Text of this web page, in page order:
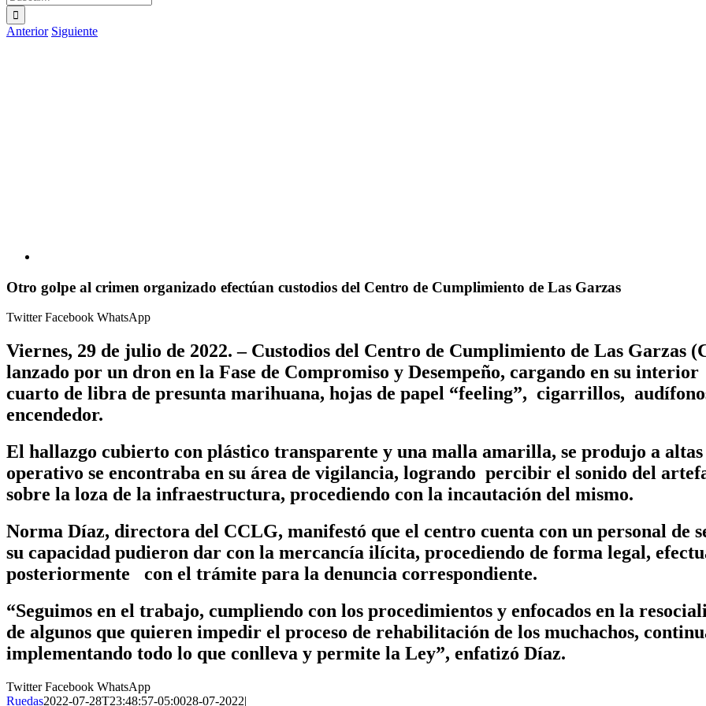
Anterior Siguiente
Otro golpe al crimen organizado efectúan custodios del Centro de Cumplimiento de Las Garzas
TwitterFacebook WhatsApp
Viernes, 29 de julio de 2022. – Custodios del Centro de Cumplimiento de Las
lanzado por un dron en la Fase de Compromiso y Desempeño, cargando en su
cuarto de libra de presunta marihuana, hojas de papel “feeling”, cigarrillos,
encendedor.
El hallazgo cubierto con plástico transparente y una malla amarilla, se produjo a altas
operativo se encontraba en su área de vigilancia, logrando percibir el sonido del
sobre la loza de la infraestructura, procediendo con la incautación del mismo.
Norma Díaz, directora del CCLG, manifestó que el centro cuenta con un personal de
su capacidad pudieron dar con la mercancía ilícita, procediendo de forma legal,
posteriormente con el trámite para la denuncia correspondiente.
“Seguimos en el trabajo, cumpliendo con los procedimientos y enfocados en la
de algunos que quieren impedir el proceso de rehabilitación de los muchachos,
implementando todo lo que conlleva y permite la Ley”, enfatizó Díaz.
TwitterFacebook WhatsApp
Ruedas2022-07-28T23:48:57-05:0028-07-2022|